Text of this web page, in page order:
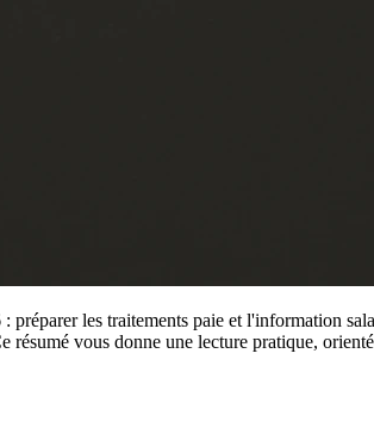
les traitements paie et l'information
vous donne une lecture pratique,